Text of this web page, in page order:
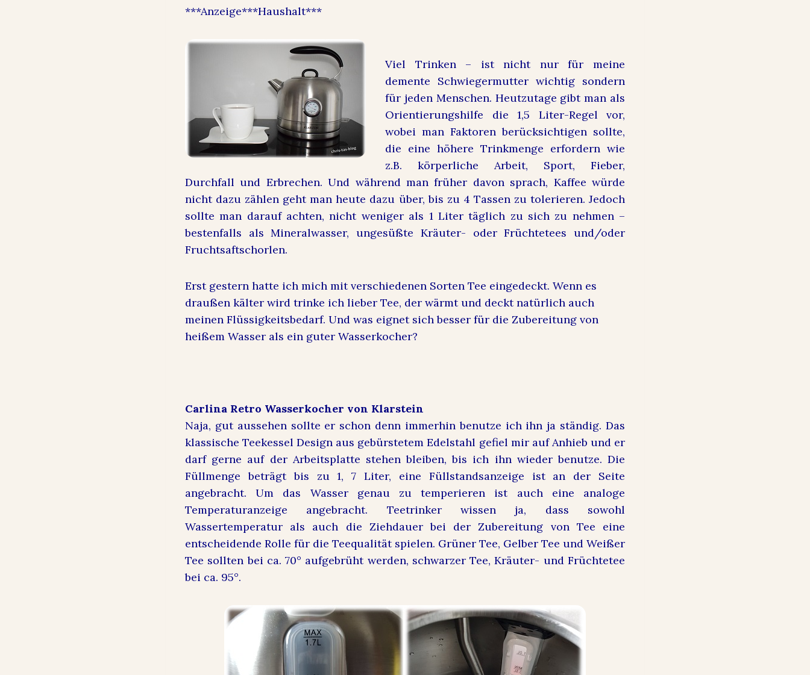
***Anzeige***Haushalt***
Viel Trinken – ist nicht nur für meine
demente Schwiegermutter wichtig sondern
für jeden Menschen. Heutzutage gibt man als
Orientierungshilfe die 1,5 Liter-Regel vor,
wobei man Faktoren berücksichtigen sollte,
die eine höhere Trinkmenge erfordern wie
z.B. körperliche Arbeit, Sport, Fieber,
Durchfall und Erbrechen. Und während man früher davon sprach, Kaffee würde
nicht dazu zählen geht man heute dazu über, bis zu 4 Tassen zu tolerieren. Jedoch
sollte man darauf achten, nicht weniger als 1 Liter täglich zu sich zu nehmen –
bestenfalls als Mineralwasser, ungesüßte Kräuter- oder Früchtetees und/oder
Fruchtsaftschorlen.
Erst gestern hatte ich mich mit verschiedenen Sorten Tee eingedeckt. Wenn es
draußen kälter wird trinke ich lieber Tee, der wärmt und deckt natürlich auch
meinen Flüssigkeitsbedarf. Und was eignet sich besser für die Zubereitung von
heißem Wasser als ein guter Wasserkocher?
Carlina Retro Wasserkocher von Klarstein
Naja, gut aussehen sollte er schon denn immerhin benutze ich ihn ja ständig. Das
klassische Teekessel Design aus gebürstetem Edelstahl gefiel mir auf Anhieb und er
darf gerne auf der Arbeitsplatte stehen bleiben, bis ich ihn wieder benutze. Die
Füllmenge beträgt bis zu 1, 7 Liter, eine Füllstandsanzeige ist an der Seite
angebracht. Um das Wasser genau zu temperieren ist auch eine analoge
Temperaturanzeige angebracht. Teetrinker wissen ja, dass sowohl
Wassertemperatur als auch die Ziehdauer bei der Zubereitung von Tee eine
entscheidende Rolle für die Teequalität spielen. Grüner Tee, Gelber Tee und Weißer
Tee sollten bei ca. 70° aufgebrüht werden, schwarzer Tee, Kräuter- und Früchtetee
bei ca. 95°.